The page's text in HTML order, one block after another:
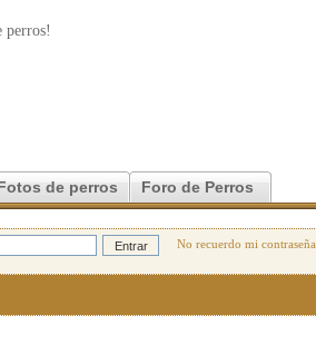
perros!
de perros Foro de Perros
No recuerdo mi contraseña